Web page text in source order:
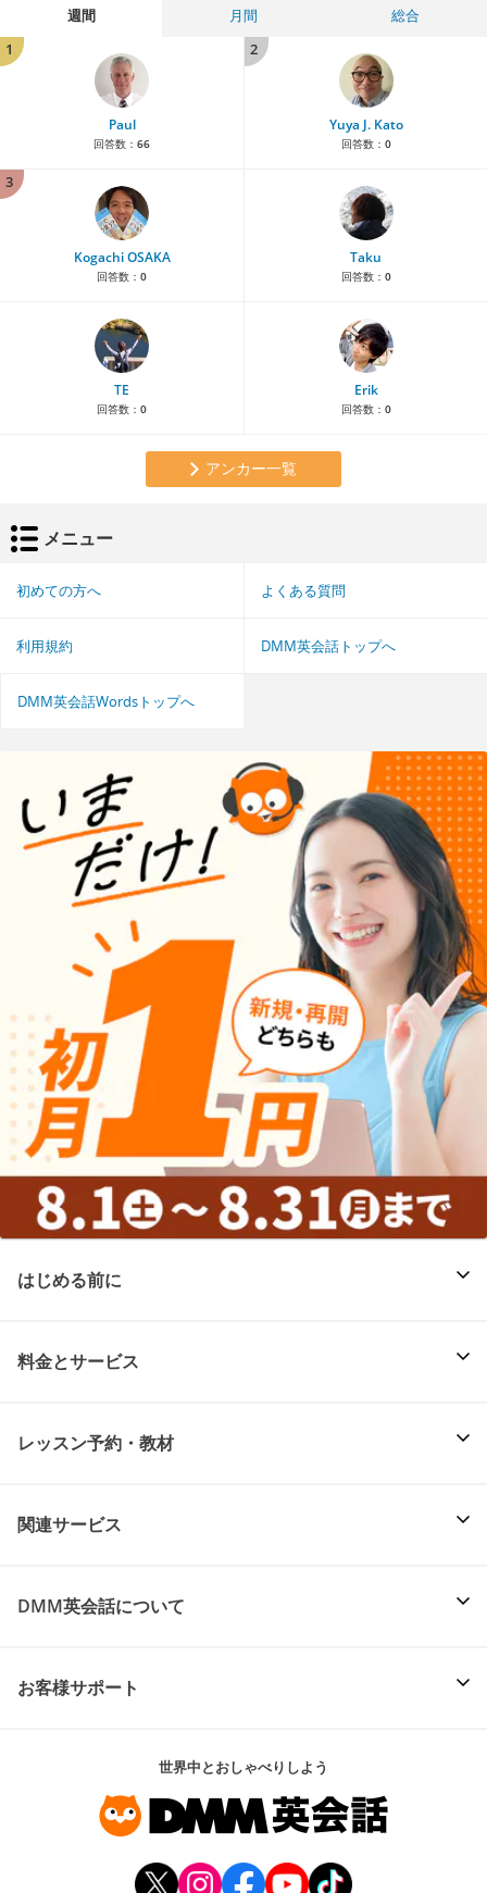
週間 月間
総合
1
Paul
回答数： 66
2
Yuya J. Kato
回答数： 0
3
Kogachi OSAKA
回答数： 0
Taku
回答数： 0
TE
回答数： 0
Erik
回答数： 0
アンカー一覧
メニュー
初めての方へ よくある質問
利用規約 DMM英会話トップへ
DMM英会話Wordsトップへ
はじめる前に
料金とサービス
レッスン予約・教材
関連サービス
DMM英会話について
お客様サポート
世界中とおしゃべりしよう